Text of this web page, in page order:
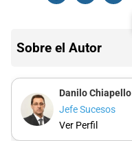
Sobre el Autor
Danilo Chiapello
Jefe Sucesos
Ver Perfil